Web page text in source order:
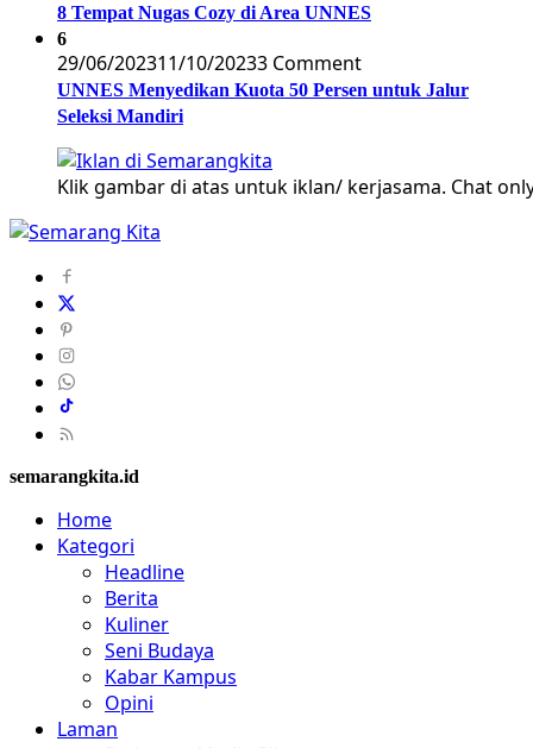
8 Tempat Nugas Cozy di Area UNNES
6
29/06/202311/10/20233 Comment
UNNES Menyedikan Kuota 50 Persen untuk Jalur
Seleksi Mandiri
Klik gambar di atas untuk iklan/ kerjasama. Chat
semarangkita.id
Home
Kategori
Headline
Berita
Kuliner
Seni Budaya
Kabar Kampus
Opini
Laman